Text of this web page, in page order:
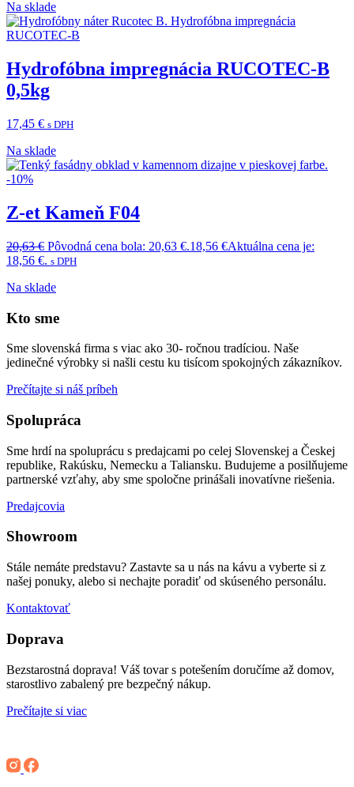
Na sklade
Hydrofóbna impregnácia RUCOTEC-B
0,5kg
17,45 € s DPH
Na sklade
-10%
Z-et Kameň F04
20,63€ Pôvodná cena bola: 20,63 €.18,56 €Aktuálna cena je:
18,56 €. s DPH
Na sklade
Kto sme
Sme slovenská firma s viac ako 30- ročnou tradíciou. Naše
jedinečné výrobky si našli cestu ku tisícom spokojných zákazníkov.
Prečítajte si náš príbeh
Spolupráca
Sme hrdí na spoluprácu s predajcami po celej Slovenskej a Českej
republike, Rakúsku, Nemecku a Taliansku. Budujeme a posilňujeme
partnerské vzťahy, aby sme spoločne prinášali inovatívne riešenia.
Predajcovia
Showroom
Stále nemáte predstavu? Zastavte sa u nás na kávu a vyberte si z
našej ponuky, alebo si nechajte poradiť od skúseného personálu.
Kontaktovať
Doprava
Bezstarostná doprava! Váš tovar s potešením doručíme až domov,
starostlivo zabalený pre bezpečný nákup.
Prečítajte si viac